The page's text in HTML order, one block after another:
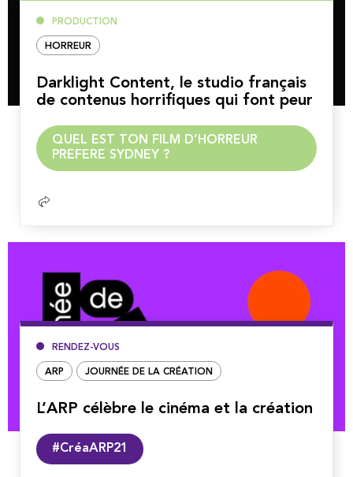
PRODUCTION
HORREUR
Darklight Content, le studio français
de contenus horrifiques qui font peur
QUEL EST TON FILM D’HORREUR
PREFERE SYDNEY ?
RENDEZ-VOUS
ARP JOURNÉE DE LA CRÉATION
L’ARP célèbre le cinéma et la création
#CréaARP21